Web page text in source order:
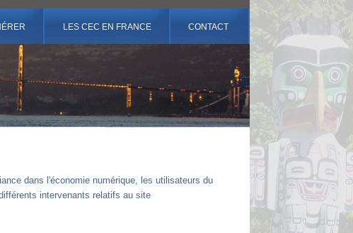
LES CEC EN FRANCE CONTACT
dans l'économie numérique, les utilisateurs du
intervenants relatifs au site